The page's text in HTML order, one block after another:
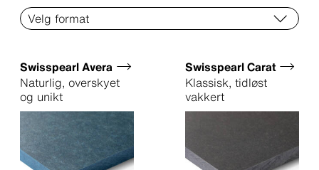
Swisspearl Avera
Naturlig, overskyet
og unikt
Swisspearl Carat
Klassisk, tidløst
vakkert